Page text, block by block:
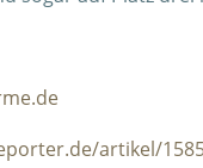
artikel/